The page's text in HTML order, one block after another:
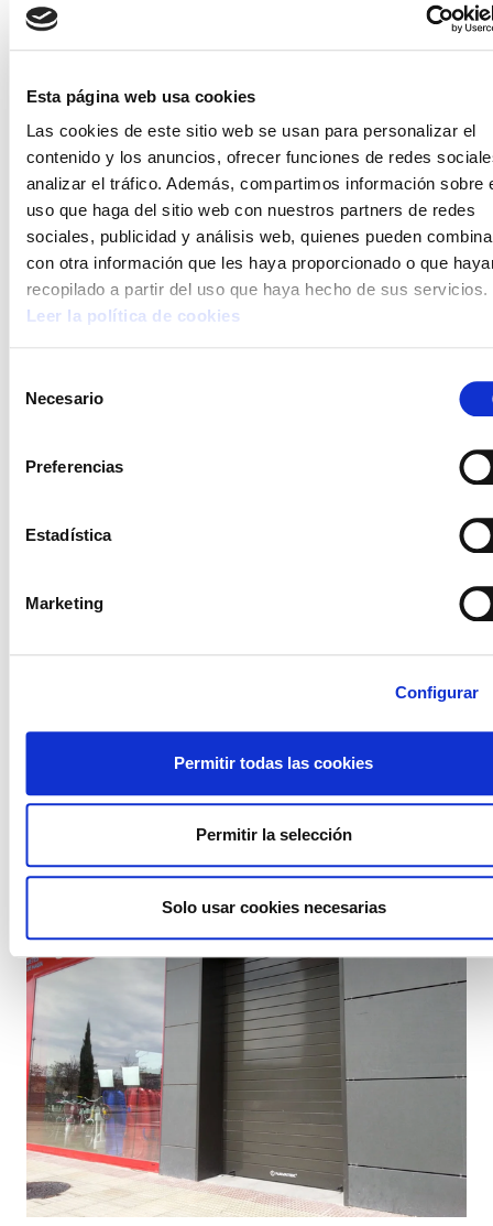
Esta página web usa cookies
Las cookies de este sitio web se usan para personalizar el
contenido y los anuncios, ofrecer funciones de redes
analizar el tráfico. Además, compartimos información sobre
uso que haga del sitio web con nuestros partners de redes
sociales, publicidad y análisis web, quienes pueden
con otra información que les haya proporcionado o que
recopilado a partir del uso que haya hecho de sus servicios.
Leer la política de cookies
Necesario
Preferencias
Estadística
Marketing
Configurar
Permitir todas las cookies
Permitir la selección
Solo usar cookies necesarias
ELA protesta por las condiciones laborales
LIMPIEZA HOSPITAL DONOSTIA (OPTIMA)
Los juzgados dan la razón a ELA y condenan a la